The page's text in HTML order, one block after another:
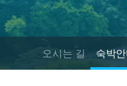
공지사항
오시는 길 숙박